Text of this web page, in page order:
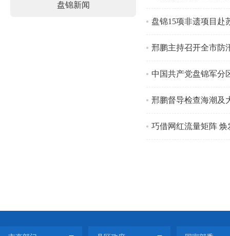
盘锦新闻
盘锦15项非遗项目赴
邢鹏主持召开全市防
中国共产党盘锦军分
邢鹏督导检查海潮及
巧借网红流量矩阵 焕